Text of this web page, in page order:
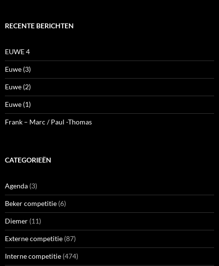
RECENTE BERICHTEN
EUWE 4
Euwe (3)
Euwe (2)
Euwe (1)
Frank – Marc / Paul -Thomas
CATEGORIEËN
Agenda (3)
Beker competitie (6)
Diemer (11)
Externe competitie (87)
Interne competitie (474)